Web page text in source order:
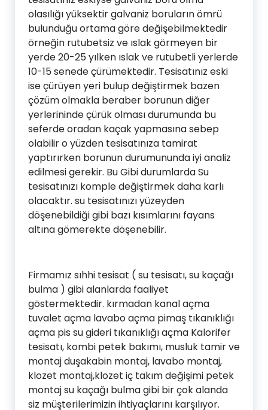
olasılığı yüksektir galvaniz boruların ömrü
bulunduğu ortama göre değişebilmektedir
örneğin rutubetsiz ve ıslak görmeyen bir
yerde 20-25 yılken ıslak ve rutubetli yerlerde
10-15 senede çürümektedir. Tesisatınız eski
ise çürüyen yeri bulup değiştirmek bazen
çözüm olmakla beraber borunun diğer
yerlerininde çürük olması durumunda bu
seferde oradan kaçak yapmasına sebep
olabilir o yüzden tesisatınıza tamirat
yaptırırken borunun durumununda iyi analiz
edilmesi gerekir. Bu Gibi durumlarda Su
tesisatınızı komple değiştirmek daha karlı
olacaktır. su tesisatınızı yüzeyden
döşenebildiği gibi bazı kısımlarını fayans
altına gömerekte döşenebilir.
Firmamız sıhhi tesisat ( su tesisatı, su kaçağı
bulma ) gibi alanlarda faaliyet
göstermektedir. kırmadan kanal açma
tuvalet açma lavabo açma pimaş tıkanıklığı
açma pis su gideri tıkanıklığı açma Kalorifer
tesisatı, kombi petek bakımı, musluk tamir ve
montaj duşakabin montaj, lavabo montaj,
klozet montaj,klozet iç takım değişimi petek
montaj su kaçağı bulma gibi bir çok alanda
siz müşterilerimizin ihtiyaçlarını karşılıyor.